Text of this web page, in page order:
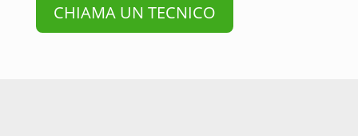
CHIAMA UN TECNICO